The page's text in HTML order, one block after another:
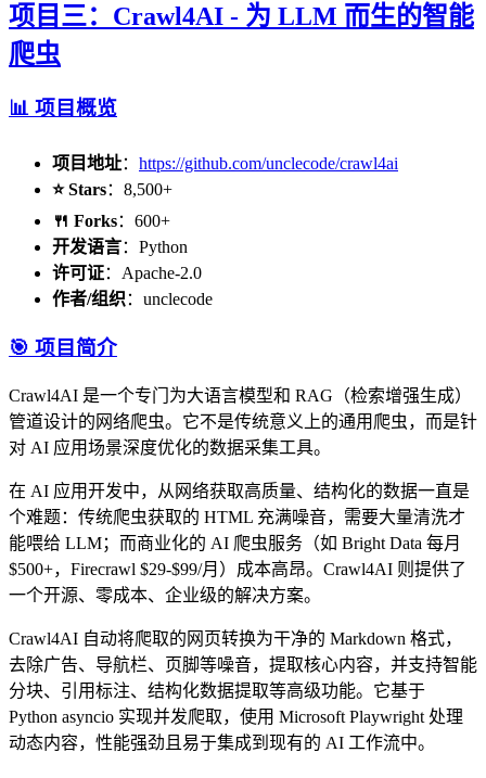
项目三：Crawl4AI - 为 LLM 而生的智能
爬虫
📊 项目概览
项目地址： https://github.com/unclecode/crawl4ai
⭐ Stars：8,500+
🍴 Forks：600+
开发语言：Python
许可证：Apache-2.0
作者/组织 ：unclecode
🎯 项目简介
Crawl4AI 是一个专门为大语言模型和 RAG（检索增强生成）
管道设计的网络爬虫。它不是传统意义上的通用爬虫，而是针
对 AI 应用场景深度优化的数据采集工具。
在 AI 应用开发中，从网络获取高质量、结构化的数据一直是
个难题：传统爬虫获取的 HTML 充满噪音，需要大量清洗才
能喂给 LLM；而商业化的 AI 爬虫服务（如 Bright Data 每月
$500+，Firecrawl $29-$99/月）成本高昂。Crawl4AI 则提供了
一个开源、零成本、企业级的解决方案。
Crawl4AI 自动将爬取的网页转换为干净的 Markdown 格式，
去除广告、导航栏、页脚等噪音，提取核心内容，并支持智能
分块、引用标注、结构化数据提取等高级功能。它基于
Python asyncio 实现并发爬取，使用 Microsoft Playwright 处理
动态内容，性能强劲且易于集成到现有的 AI 工作流中。